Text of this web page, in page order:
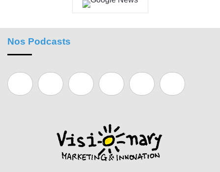
Nos Podcasts